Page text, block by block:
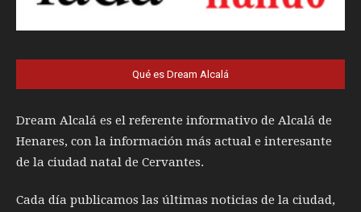
Qué es Dream Alcalá
Dream Alcalá es el referente informativo de Alcalá de
Henares, con la información más actual e interesante
de la ciudad natal de Cervantes.
Cada día publicamos las últimas noticias de la ciudad,